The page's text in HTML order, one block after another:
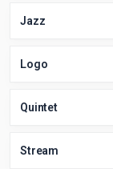
Jazz
Logo
Quintet
Stream